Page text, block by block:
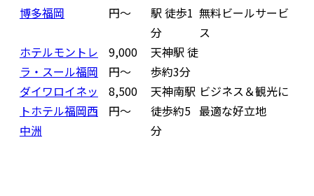
博多福岡
円〜
駅 徒歩1
分
無料ビールサービ
ス
ホテルモントレ
ラ・スール福岡
9,000
円〜
天神駅 徒
歩約3分
ダイワロイネッ
トホテル福岡西
中洲
8,500
円〜
天神南駅
徒歩約5
分
ビジネス＆観光に
最適な好立地